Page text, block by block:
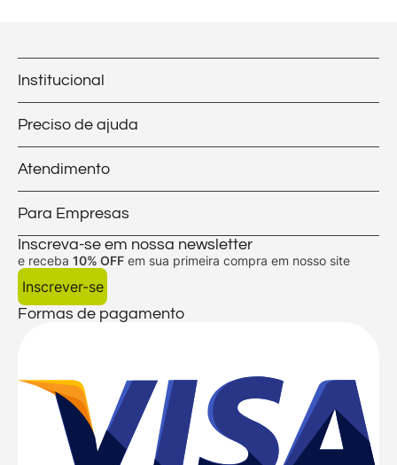
Institucional
Preciso de ajuda
Atendimento
Para Empresas
Inscreva-se em nossa newsletter
e receba 10% OFF em sua primeira compra em nosso site
Inscrever-se
Formas de pagamento